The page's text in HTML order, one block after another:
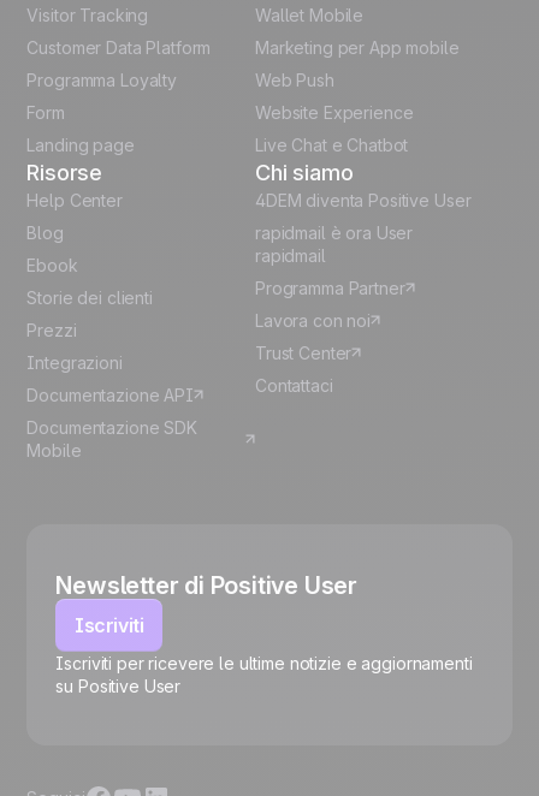
Polish
German
Español
Visitor Tracking
Customer Data Platform
Programma Loyalty
Form
Landing page
Wallet Mobile
Marketing per App mobile
Web Push
Website Experience
Live Chat e Chatbot
Risorse
Help Center
Blog
Ebook
Storie dei clienti
Prezzi
Integrazioni
Documentazione API
Documentazione SDK
Mobile
Chi siamo
4DEM diventa Positive User
rapidmail è ora User
rapidmail
Programma Partner
Lavora con noi
Trust Center
Contattaci
Newsletter di Positive User
Iscriviti
Iscriviti per ricevere le ultime notizie e aggiornamenti
su Positive User